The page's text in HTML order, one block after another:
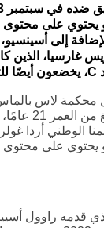
على محتوى
بالإضافة إلى
غارسيا، الذين
لاس بالماس
لاعب كرة القدم
أردا غولر،
على محتوى
راوول